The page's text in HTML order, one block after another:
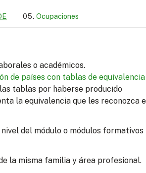
Ocupaciones
o académicos.
de países con tablas de equivalencia
tablas por haberse producido
la equivalencia que les reconozca
del módulo o módulos
la misma familia y área profesional.